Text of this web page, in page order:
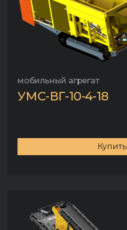
мобильный агрегат
УМС-ВГ-10-4-18
Купить